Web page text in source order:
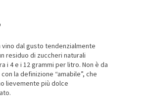
vino dal gusto tendenzialmente
residuo di zuccheri naturali
i 4 e i 12 grammi per litro. Non è da
la definizione “amabile”, che
lievemente più dolce